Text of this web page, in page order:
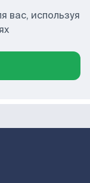
вас, используя